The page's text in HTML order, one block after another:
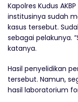
Kapolres Kudus
institusinya sudah
kasus tersebut.
sebagai pelakunya.
katanya.
Hasil penyelidikan
tersebut. Namun,
hasil laboratorium